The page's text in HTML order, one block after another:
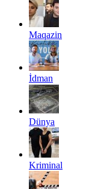
Maqazin
İdman
Dünya
Kriminal